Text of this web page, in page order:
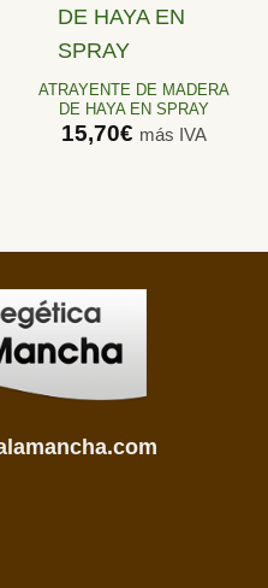
Añadir
deseos
ATRAYENTE DE MADERA
DE HAYA EN SPRAY
15,70€ más IVA